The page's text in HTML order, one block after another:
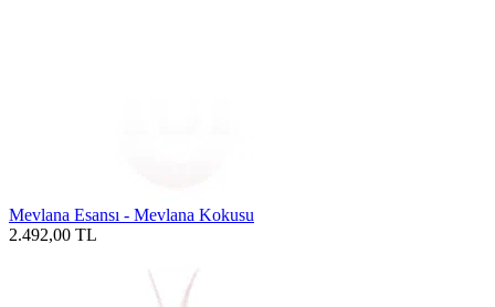
Mevlana Esansı - Mevlana Kokusu
2.492,00 TL